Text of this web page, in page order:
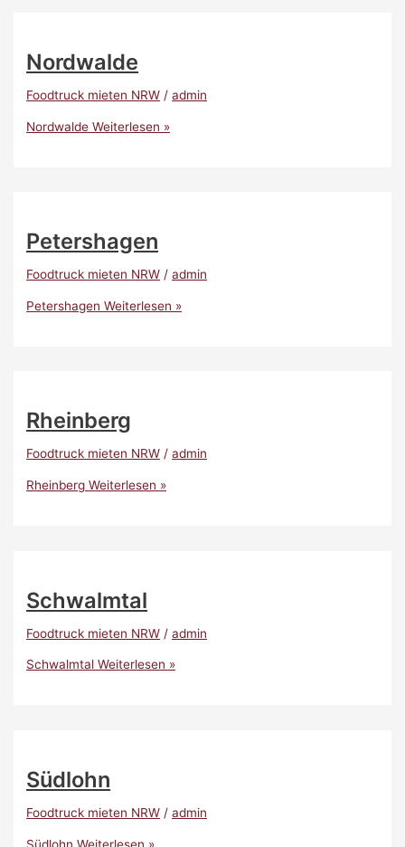
Nordwalde
Foodtruck mieten NRW /admin
Nordwalde Weiterlesen »
Petershagen
Foodtruck mieten NRW /admin
Petershagen Weiterlesen »
Rheinberg
Foodtruck mieten NRW /admin
Rheinberg Weiterlesen »
Schwalmtal
Foodtruck mieten NRW /admin
Schwalmtal Weiterlesen »
Südlohn
Foodtruck mieten NRW /admin
Südlohn Weiterlesen »